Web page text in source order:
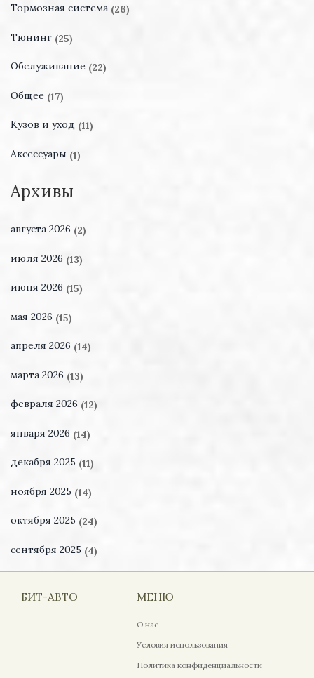
Тормозная система (26)
Тюнинг (25)
Обслуживание (22)
Общее (17)
Кузов и уход (11)
Аксессуары (1)
Архивы
августа 2026 (2)
июля 2026 (13)
июня 2026 (15)
мая 2026 (15)
апреля 2026 (14)
марта 2026 (13)
февраля 2026 (12)
января 2026 (14)
декабря 2025 (11)
ноября 2025 (14)
октября 2025 (24)
сентября 2025 (4)
БИТ-АВТО МЕНЮ
О нас
Условия использования
Политика конфиденциальности